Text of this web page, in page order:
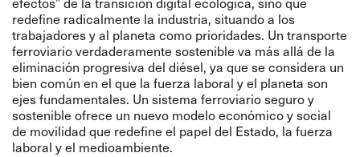
redefine radicalmente la industria, situando a los
trabajadores y al planeta como prioridades. Un transporte
ferroviario verdaderamente sostenible va más allá de la
eliminación progresiva del diésel, ya que se considera un
bien común en el que la fuerza laboral y el planeta son
ejes fundamentales. Un sistema ferroviario seguro y
sostenible ofrece un nuevo modelo económico y social
de movilidad que redefine el papel del Estado, la fuerza
laboral y el medioambiente.